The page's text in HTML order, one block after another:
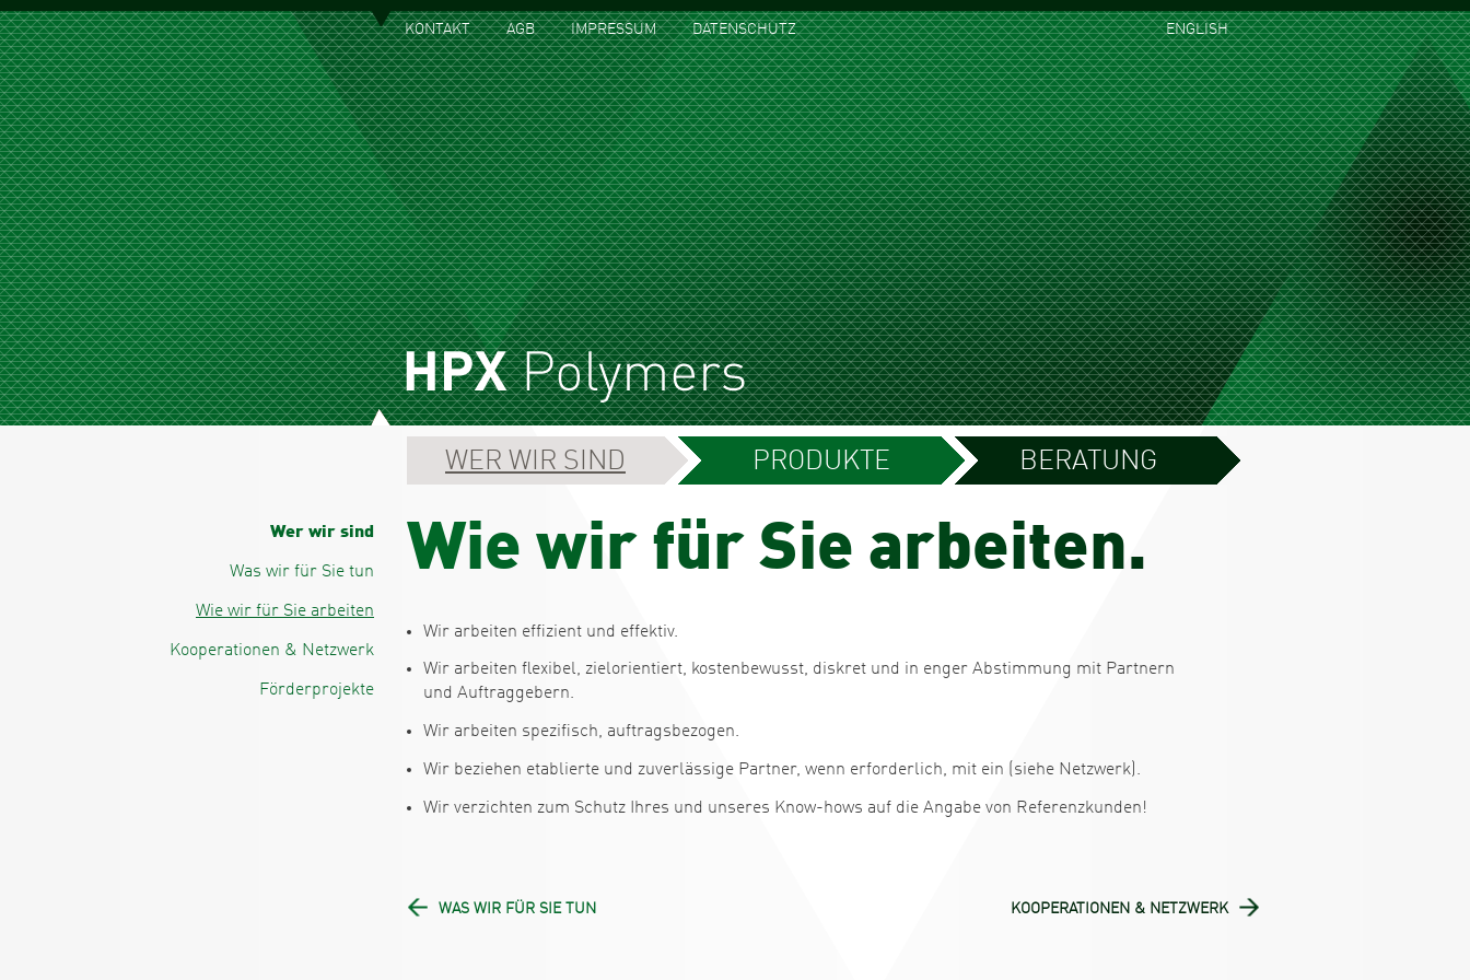
KONTAKT AGB IMPRESSUM DATENSCHUTZ ENGLISH
Wer wir sind
Was wir für Sie tun
Wie wir für Sie arbeiten
Kooperationen & Netzwerk
Förderprojekte
WER WIR SIND PRODUKTE BERATUNG
Wie wir für Sie arbeiten.
Wir arbeiten effizient und effektiv.
Wir arbeiten flexibel, zielorientiert, kostenbewusst, diskret und in enger Abstimmung mit Partnern
und Auftraggebern.
Wir arbeiten spezifisch, auftragsbezogen.
Wir beziehen etablierte und zuverlässige Partner, wenn erforderlich, mit ein (siehe Netzwerk).
Wir verzichten zum Schutz Ihres und unseres Know-hows auf die Angabe von Referenzkunden!
WAS WIR FÜR SIE TUN KOOPERATIONEN & NETZWERK